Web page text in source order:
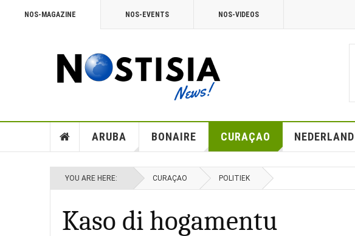
NOS-MAGAZINE NOS-EVENTS NOS-VIDEOS
ARUBA BONAIRE CURAÇAO NEDERLAND
YOU ARE HERE: CURAÇAO POLITIEK
Kaso di hogamentu